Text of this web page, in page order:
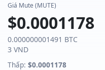
Giá Mute (MUTE)
$0.0001178
0.000000001491 BTC
3 VND
Thấp: $0.0001178